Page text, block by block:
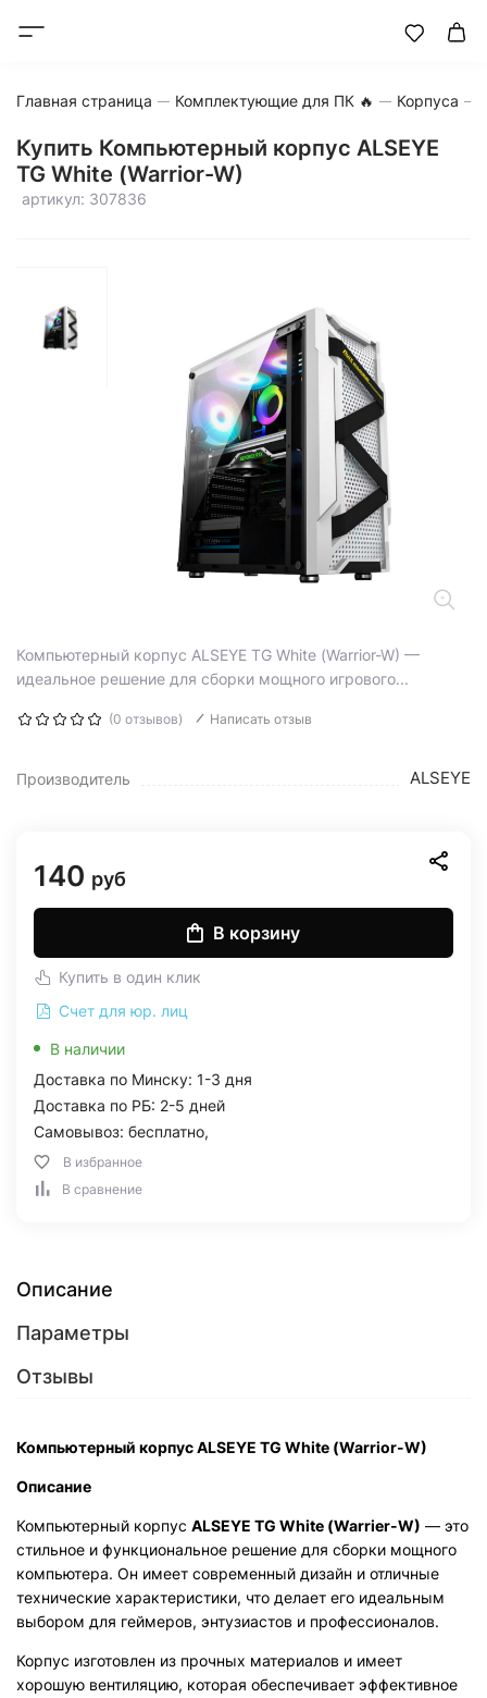
Главная страница Комплектующие для ПК 🔥 Корпуса
Купить Компьютерный корпус ALSEYE
TG White (Warrior-W)
артикул: 307836
Компьютерный корпус ALSEYE TG White (Warrior-W) —
идеальное решение для сборки мощного игрового...
(0 отзывов) Написать отзыв
Производитель ALSEYE
140 руб
В корзину
Купить в один клик
Счет для юр. лиц
В наличии
Доставка по Минску: 1-3 дня
Доставка по РБ: 2-5 дней
Самовывоз: бесплатно,
В избранное
В сравнение
Описание
Параметры
Отзывы
Компьютерный корпус ALSEYE TG White (Warrior-W)
Описание
Компьютерный корпус ALSEYE TG White (Warrier-W) — это
стильное и функциональное решение для сборки мощного
компьютера. Он имеет современный дизайн и отличные
технические характеристики, что делает его идеальным
выбором для геймеров, энтузиастов и профессионалов.
Корпус изготовлен из прочных материалов и имеет
хорошую вентиляцию, которая обеспечивает эффективное